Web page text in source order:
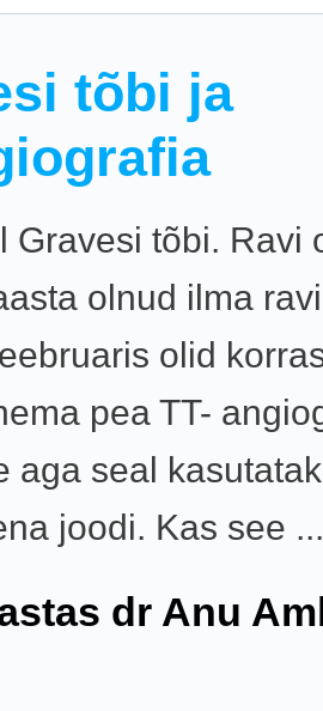
tõbi ja
Gravesi tõbi. Ravi
olnud ilma
olid
pea TT-
aga seal
joodi. Kas see ...
dr Anu